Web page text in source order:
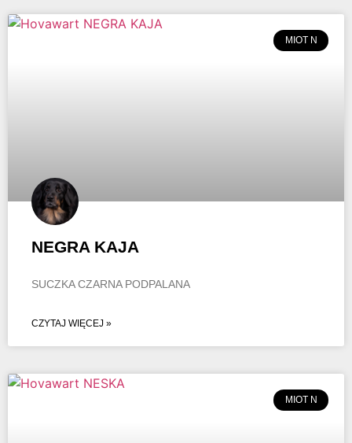
MIOT N
NEGRA KAJA
SUCZKA CZARNA PODPALANA
CZYTAJ WIĘCEJ »
MIOT N